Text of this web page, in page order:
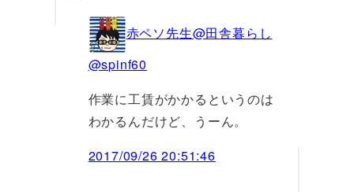
赤ペソ先生@田舎暮らし
@spinf60
作業に工賃がかかるというのは
わかるんだけど、うーん。
2017/09/26 20:51:46